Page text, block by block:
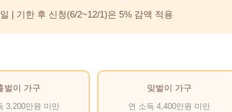
| 기한 후 신청(6/2~12/1)은 5% 감액 적용
벌이 가구
3,200만원 미만
맞벌이 가구
연 소득 4,400만원 미만